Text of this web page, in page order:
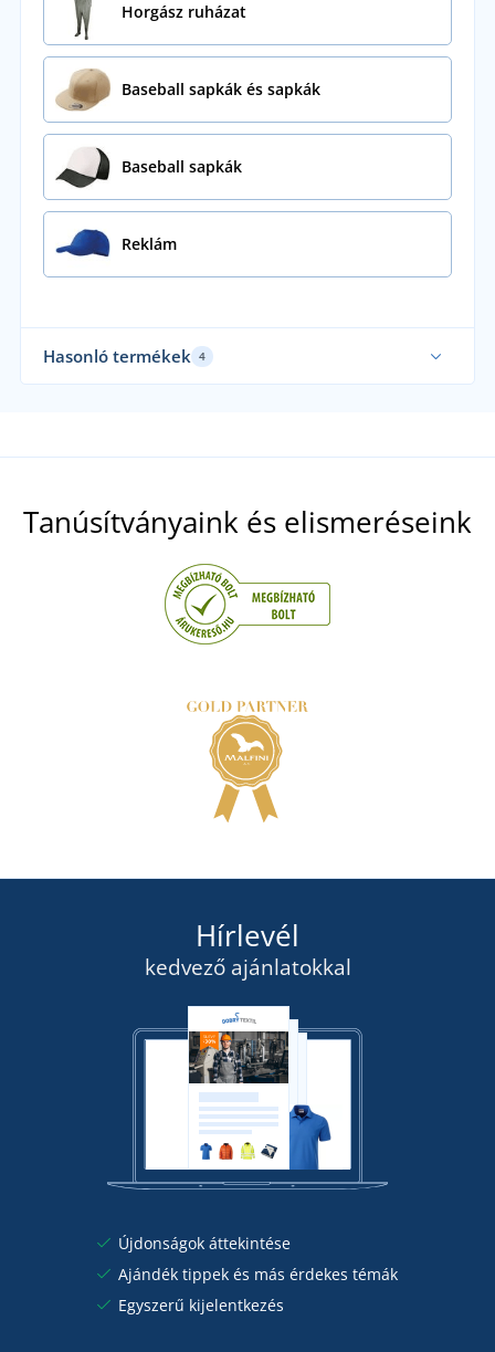
Horgász ruházat
Baseball sapkák és sapkák
Baseball sapkák
Reklám
Hasonló termékek 4
Hálós terepszínű sapka
RÉSZLETEK
Tanúsítványaink és elismeréseink
Hírlevél
kedvező ajánlatokkal
Újdonságok áttekintése
Ajándék tippek és más érdekes témák
Egyszerű kijelentkezés